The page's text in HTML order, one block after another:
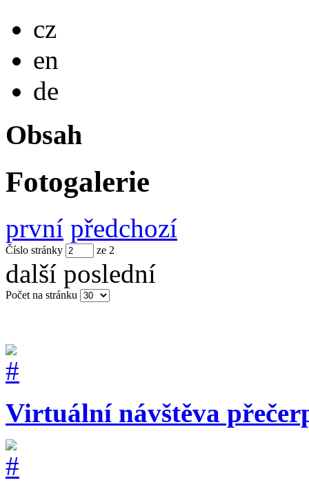
cz
en
de
Obsah
Fotogalerie
první předchozí
Číslo stránky ze 2
další poslední
Počet na stránku
Virtuální návštěva